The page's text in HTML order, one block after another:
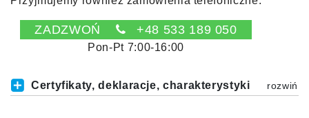
ZADZWOŃ +48 533 189 050
Pon-Pt 7:00-16:00
Certyfikaty, deklaracje, charakterystyki